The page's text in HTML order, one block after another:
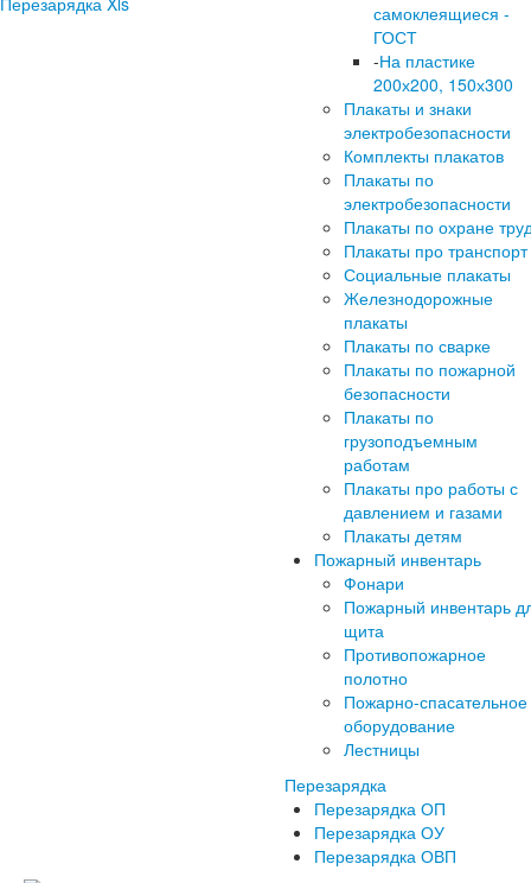
самоклеящиеся -
ГОСТ
-На пластике
200х200, 150х300
Плакаты и знаки
электробезопасности
Комплекты плакатов
Плакаты по
электробезопасности
Плакаты по охране
Плакаты про транспорт
Социальные плакаты
Железнодорожные
плакаты
Плакаты по сварке
Плакаты по пожарной
безопасности
Плакаты по
грузоподъемным
работам
Плакаты про работы с
давлением и газами
Плакаты детям
Пожарный инвентарь
Фонари
Пожарный инвентарь
щита
Противопожарное
полотно
Пожарно-спасательное
оборудование
Лестницы
Перезарядка
Перезарядка ОП
Перезарядка ОУ
Перезарядка ОВП